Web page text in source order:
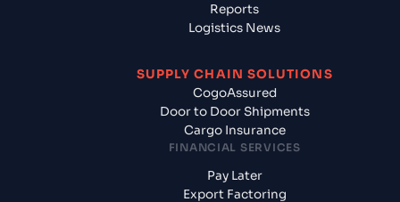
Reports
Logistics News
SUPPLY CHAIN SOLUTIONS
CogoAssured
Door to Door Shipments
Cargo Insurance
FINANCIAL SERVICES
Pay Later
Export Factoring